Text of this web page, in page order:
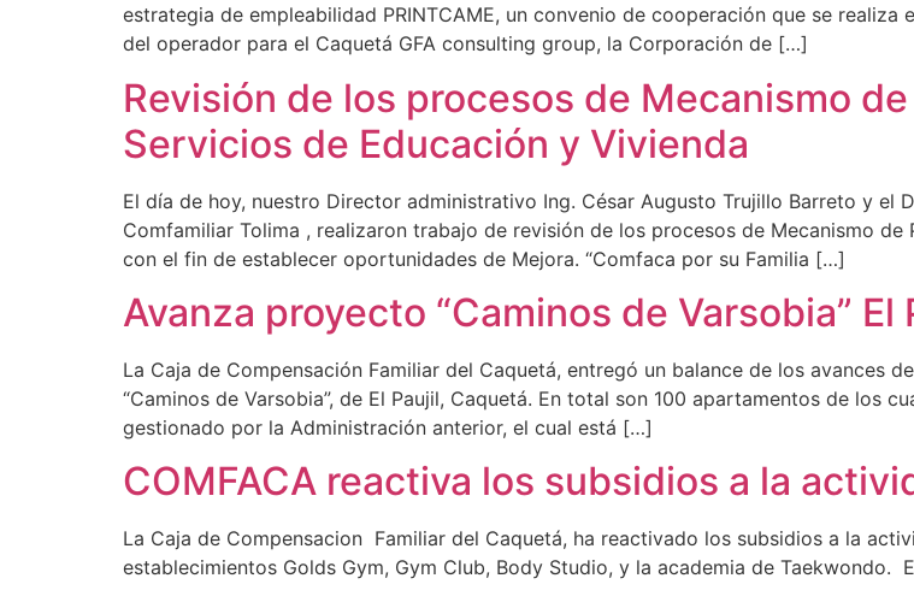
estrategia de empleabilidad PRINTCAME, un convenio de cooperación que se
del operador para el Caquetá GFA consulting group, la Corporación de […]
Revisión de los procesos de Mecanismo
Servicios de Educación y Vivienda
El día de hoy, nuestro Director administrativo Ing. César Augusto Trujillo Barreto y
Comfamiliar Tolima , realizaron trabajo de revisión de los procesos de Mecanismo
con el fin de establecer oportunidades de Mejora. “Comfaca por su Familia […]
Avanza proyecto “Caminos de Varsobia” El
La Caja de Compensación Familiar del Caquetá, entregó un balance de los avances
“Caminos de Varsobia”, de El Paujil, Caquetá. En total son 100 apartamentos de los
gestionado por la Administración anterior, el cual está […]
COMFACA reactiva los subsidios a la
La Caja de Compensacion Familiar del Caquetá, ha reactivado los subsidios a la
establecimientos Golds Gym, Gym Club, Body Studio, y la academia de Taekwondo.